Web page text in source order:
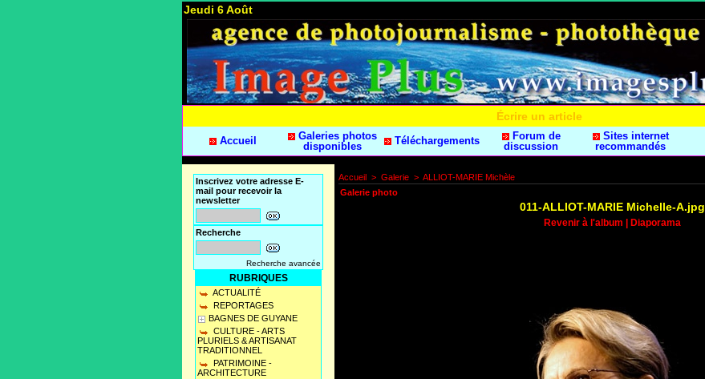
Jeudi 6 Août
Écrire un article
Accueil
Galeries photos
disponibles
Téléchargements
Forum de
discussion
Sites internet
recommandés
Inscrivez votre adresse E-
mail pour recevoir la
newsletter
Recherche
Recherche avancée
RUBRIQUES
ACTUALITÉ
REPORTAGES
BAGNES DE GUYANE
CULTURE - ARTS
PLURIELS & ARTISANAT
TRADITIONNEL
PATRIMOINE -
ARCHITECTURE
Accueil > Galerie > ALLIOT-MARIE Michèle
Galerie photo
011-ALLIOT-MARIE Michelle-A.jpg
Revenir à l'album Diaporama